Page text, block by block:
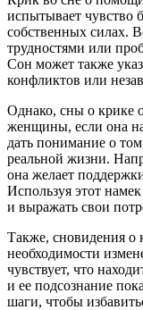
испытывает чувство
собственных силах.
трудностями или
Сон может также
конфликтов или
Однако, сны о крике
женщины, если она
дать понимание о
реальной жизни.
она желает
Используя этот
и выражать свои
Также, сновидения о
необходимости
чувствует, что
и ее подсознание
шаги, чтобы